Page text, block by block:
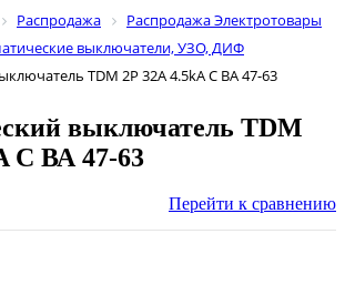
Распродажа
Распродажа Электротовары
выключатели, УЗО, ДИФ
TDM 2P 32A 4.5kA С ВА 47-63
выключатель TDM
С ВА 47-63
Перейти к сравнению